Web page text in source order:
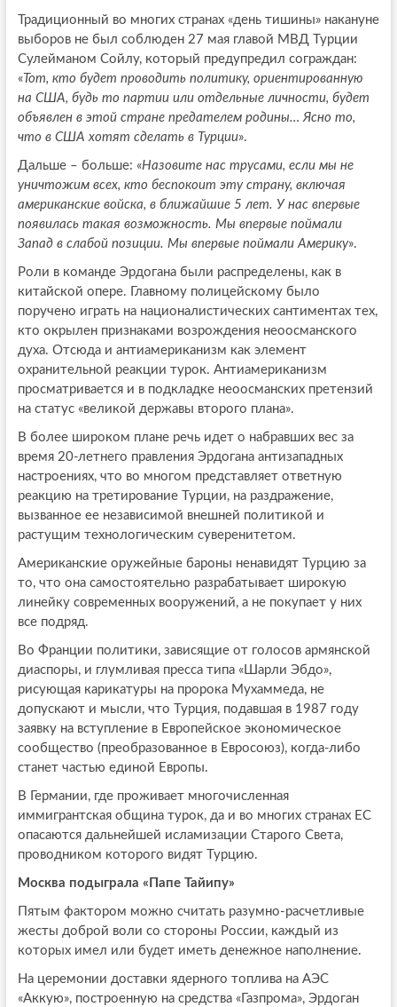
Традиционный во многих странах «день тишины» накануне
выборов не был соблюден 27 мая главой МВД Турции
Сулейманом Сойлу, который предупредил сограждан:
«Тот, кто будет проводить политику, ориентированную
на США, будь то партии или отдельные личности, будет
объявлен в этой стране предателем родины… Ясно то,
что в США хотят сделать в Турции».
Дальше – больше: «Назовите нас трусами, если мы не
уничтожим всех, кто беспокоит эту страну, включая
американские войска, в ближайшие 5 лет. У нас впервые
появилась такая возможность. Мы впервые поймали
Запад в слабой позиции. Мы впервые поймали Америку».
Роли в команде Эрдогана были распределены, как в
китайской опере. Главному полицейскому было
поручено играть на националистических сантиментах тех,
кто окрылен признаками возрождения неоосманского
духа. Отсюда и антиамериканизм как элемент
охранительной реакции турок. Антиамериканизм
просматривается и в подкладке неоосманских претензий
на статус «великой державы второго плана».
В более широком плане речь идет о набравших вес за
время 20-летнего правления Эрдогана антизападных
настроениях, что во многом представляет ответную
реакцию на третирование Турции, на раздражение,
вызванное ее независимой внешней политикой и
растущим технологическим суверенитетом.
Американские оружейные бароны ненавидят Турцию за
то, что она самостоятельно разрабатывает широкую
линейку современных вооружений, а не покупает у них
все подряд.
Во Франции политики, зависящие от голосов армянской
диаспоры, и глумливая пресса типа «Шарли Эбдо»,
рисующая карикатуры на пророка Мухаммеда, не
допускают и мысли, что Турция, подавшая в 1987 году
заявку на вступление в Европейское экономическое
сообщество (преобразованное в Евросоюз), когда-либо
станет частью единой Европы.
В Германии, где проживает многочисленная
иммигрантская община турок, да и во многих странах ЕС
опасаются дальнейшей исламизации Старого Света,
проводником которого видят Турцию.
Москва подыграла «Папе Тайипу»
Пятым фактором можно считать разумно-расчетливые
жесты доброй воли со стороны России, каждый из
которых имел или будет иметь денежное наполнение.
На церемонии доставки ядерного топлива на АЭС
«Аккую», построенную на средства «Газпрома», Эрдоган